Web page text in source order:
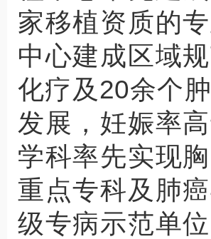
家移植资质的
中心建成区域
化疗及20余个
发展，妊娠率
学科率先实现
重点专科及肺
级专病示范单